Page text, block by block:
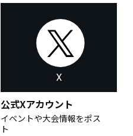
X
公式Xアカウント
イベントや大会情報をポス
ト